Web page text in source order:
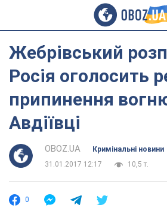
Жебрівський
Росія оголосить
припинення
Авдіївці
OBOZ.UA
Кримінальні новини
31.01.2017 12:17
10,5 т.
0